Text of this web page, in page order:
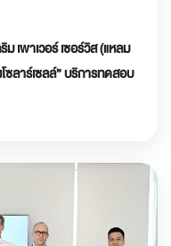
ม เพาเวอร์ เซอร์วิส (แหลม
ลาร์เซลล์” บริการทดสอบ